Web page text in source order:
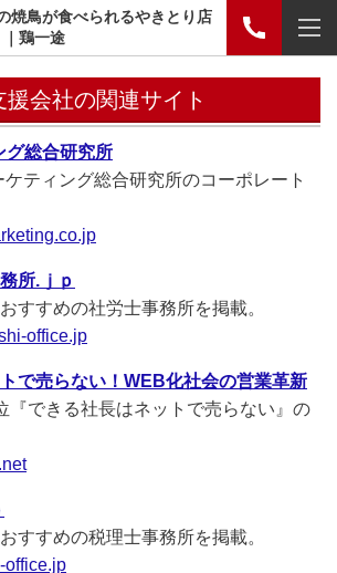
焼鳥が食べられるやきとり店
｜鶏一途
会社の関連サイト
グ総合研究所
ティング総合研究所のコーポレート
所.ｊｐ
すすめの社労士事務所を掲載。
office.jp
で売らない！WEB化社会の営業革新
『できる社長はネットで売らない』の
すすめの税理士事務所を掲載。
office.jp